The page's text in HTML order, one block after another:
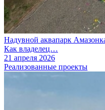
Надувной аквапарк
Как владелец…
21 апреля 2026
Реализованные проекты